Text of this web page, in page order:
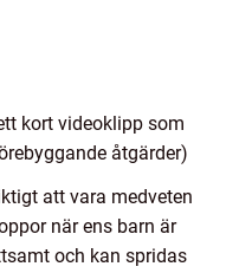
kort videoklipp som
åtgärder)
att vara medveten
när ens barn är
och kan spridas